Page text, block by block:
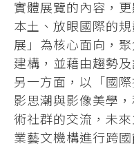
實體展覽的內容，
本土、放眼國際的
展」為核心面向，
建構，並藉由趨勢
另一方面，以「國
影思潮與影像美學
術社群的交流，未
業藝文機構進行跨